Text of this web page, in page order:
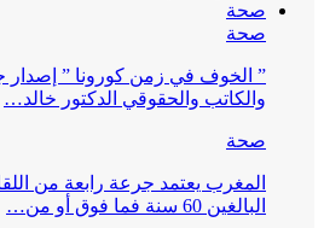
صحة
صحة
” الخوف في زمن كورونا ” إصدار
والكاتب والحقوقي الدكتور خالد…
صحة
المغرب يعتمد جرعة رابعة من
البالغين 60 سنة فما فوق أو من…